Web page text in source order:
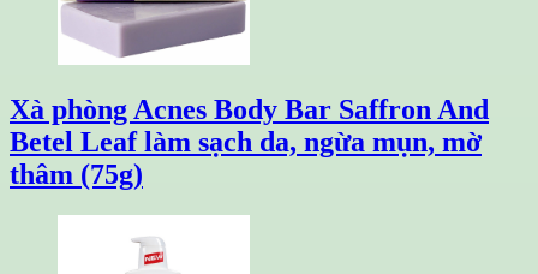
Xà phòng Acnes Body Bar Saffron And
Betel Leaf làm sạch da, ngừa mụn, mờ
thâm (75g)